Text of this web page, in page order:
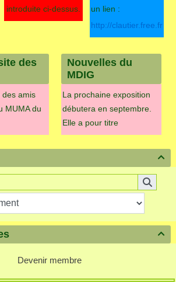
introduite ci-dessus.
un lien :
http://clautier.free.fr
des
des amis
MUMA du
Nouvelles du
MDIG
La prochaine exposition
débutera en septembre.
Elle a pour titre


Devenir membre